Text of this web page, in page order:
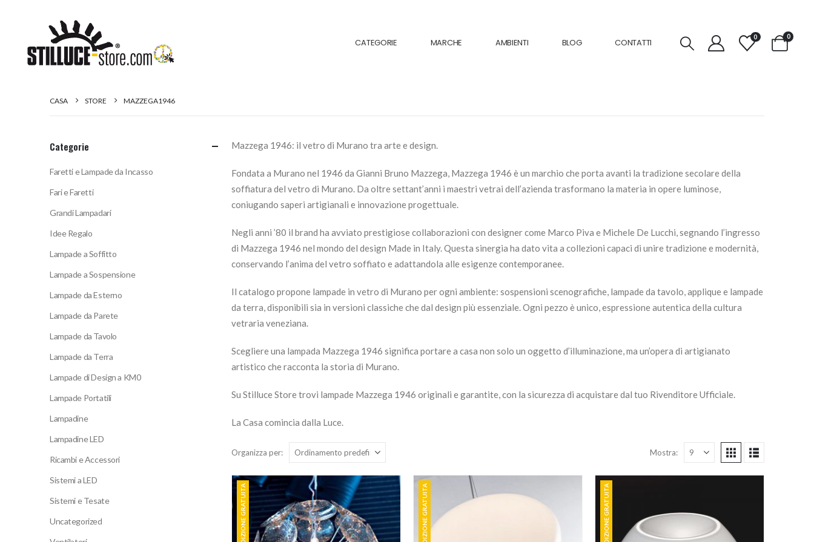
CATEGORIE MARCHE AMBIENTI BLOG CONTATTI
0 0
CASA STORE MAZZEGA1946
Mazzega 1946: il vetro di Murano tra arte e design.
Fondata a Murano nel 1946 da Gianni Bruno Mazzega, Mazzega 1946 è un marchio che porta avanti la tradizione secolare della
soffiatura del vetro di Murano. Da oltre settant’anni i maestri vetrai dell’azienda trasformano la materia in opere luminose,
coniugando saperi artigianali e innovazione progettuale.
Negli anni ’80 il brand ha avviato prestigiose collaborazioni con designer come Marco Piva e Michele De Lucchi, segnando l’ingresso
di Mazzega 1946 nel mondo del design Made in Italy. Questa sinergia ha dato vita a collezioni capaci di unire tradizione e modernità,
conservando l’anima del vetro soffiato e adattandola alle esigenze contemporanee.
Il catalogo propone lampade in vetro di Murano per ogni ambiente: sospensioni scenografiche, lampade da tavolo, applique e lampade
da terra, disponibili sia in versioni classiche che dal design più essenziale. Ogni pezzo è unico, espressione autentica della cultura
vetraria veneziana.
Scegliere una lampada Mazzega 1946 significa portare a casa non solo un oggetto d’illuminazione, ma un’opera di artigianato
artistico che racconta la storia di Murano.
Su Stilluce Store trovi lampade Mazzega 1946 originali e garantite, con la sicurezza di acquistare dal tuo Rivenditore Ufficiale.
La Casa comincia dalla Luce.
Organizza per: Mostra:
SPEDIZIONE GRATUITA SPEDIZIONE GRATUITA SPEDIZIONE GRATUITA
Categorie
Faretti e Lampade da Incasso
Fari e Faretti
Grandi Lampadari
Idee Regalo
Lampade a Soffitto
Lampade a Sospensione
Lampade da Esterno
Lampade da Parete
Lampade da Tavolo
Lampade da Terra
Lampade di Design a KM0
Lampade Portatili
Lampadine
Lampadine LED
Ricambi e Accessori
Sistemi a LED
Sistemi e Tesate
Uncategorized